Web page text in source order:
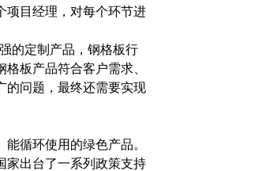
项目经理，对每个环节进
定制产品，钢格板行
板产品符合客户需求、
的问题，最终还需要实现
循环使用的绿色产品。
家出台了一系列政策支持